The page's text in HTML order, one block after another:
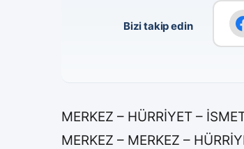
Bizi takip edin
MERKEZ – HÜRRİYET –
MERKEZ – MERKEZ –